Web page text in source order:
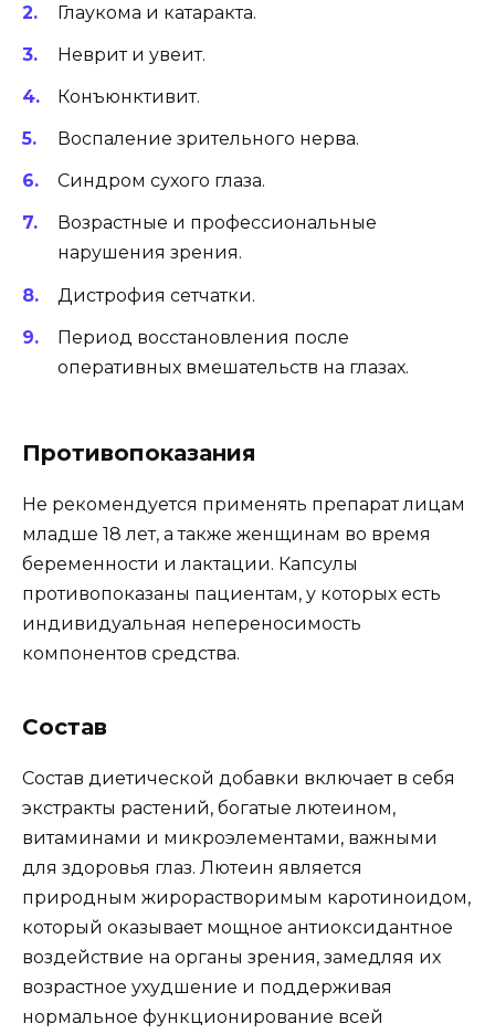
Глаукома и катаракта.
Неврит и увеит.
Конъюнктивит.
Воспаление зрительного нерва.
Синдром сухого глаза.
Возрастные и профессиональные
нарушения зрения.
Дистрофия сетчатки.
Период восстановления после
оперативных вмешательств на глазах.
Противопоказания
Не рекомендуется применять препарат лицам
младше 18 лет, а также женщинам во время
беременности и лактации. Капсулы
противопоказаны пациентам, у которых есть
индивидуальная непереносимость
компонентов средства.
Состав
Состав диетической добавки включает в себя
экстракты растений, богатые лютеином,
витаминами и микроэлементами, важными
для здоровья глаз. Лютеин является
природным жирорастворимым каротиноидом,
который оказывает мощное антиоксидантное
воздействие на органы зрения, замедляя их
возрастное ухудшение и поддерживая
нормальное функционирование всей